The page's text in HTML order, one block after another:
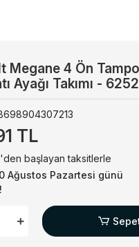
Megane 4 Ön
Ayağı Takımı -
TL
başlayan taksitlerle
Ağustos Pazartesi günü